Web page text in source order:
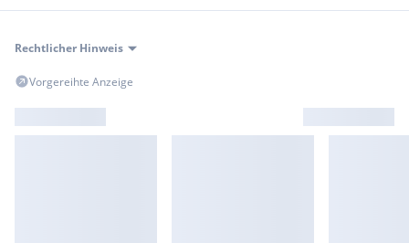
Rechtlicher Hinweis
Vorgereihte Anzeige